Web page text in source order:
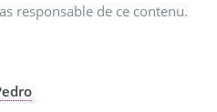
responsable de ce contenu.